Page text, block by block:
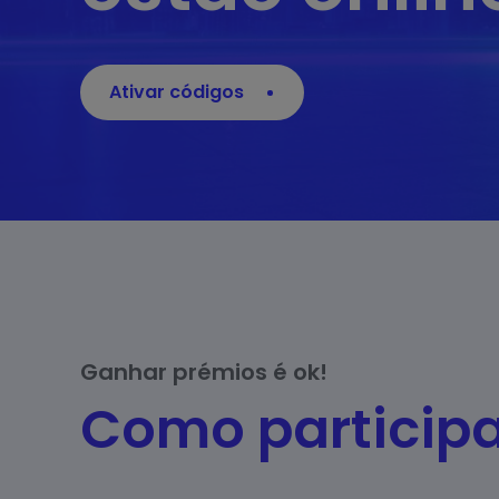
Ativar códigos
Ganhar prémios é ok!
Como